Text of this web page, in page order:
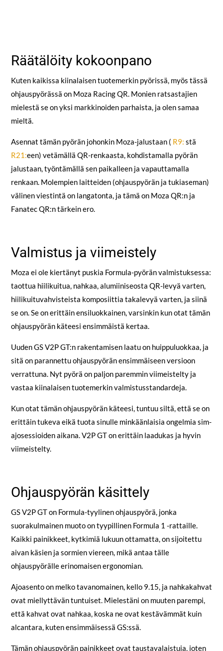
Räätälöity kokoonpano
Kuten kaikissa kiinalaisen tuotemerkin pyörissä, myös tässä
ohjauspyörässä on Moza Racing QR. Monien ratsastajien
mielestä se on yksi markkinoiden parhaista, ja olen samaa
mieltä.
Asennat tämän pyörän johonkin Moza-jalustaan ( R9: stä
R21:een) vetämällä QR-renkaasta, kohdistamalla pyörän
jalustaan, työntämällä sen paikalleen ja vapauttamalla
renkaan. Molempien laitteiden (ohjauspyörän ja tukiaseman)
välinen viestintä on langatonta, ja tämä on Moza QR:n ja
Fanatec QR:n tärkein ero.
Valmistus ja viimeistely
Moza ei ole kiertänyt puskia Formula-pyörän valmistuksessa:
taottua hiilikuitua, nahkaa, alumiiniseosta QR-levyä varten,
hiilikuituvahvisteista komposiittia takalevyä varten, ja siinä
se on. Se on erittäin ensiluokkainen, varsinkin kun otat tämän
ohjauspyörän käteesi ensimmäistä kertaa.
Uuden GS V2P GT:n rakentamisen laatu on huippuluokkaa, ja
sitä on parannettu ohjauspyörän ensimmäiseen versioon
verrattuna. Nyt pyörä on paljon paremmin viimeistelty ja
vastaa kiinalaisen tuotemerkin valmistusstandardeja.
Kun otat tämän ohjauspyörän käteesi, tuntuu siltä, että se on
erittäin tukeva eikä tuota sinulle minkäänlaisia ongelmia sim-
ajosessioiden aikana. V2P GT on erittäin laadukas ja hyvin
viimeistelty.
Ohjauspyörän käsittely
GS V2P GT on Formula-tyylinen ohjauspyörä, jonka
suorakulmainen muoto on tyypillinen Formula 1 -rattaille.
Kaikki painikkeet, kytkimiä lukuun ottamatta, on sijoitettu
aivan käsien ja sormien viereen, mikä antaa tälle
ohjauspyörälle erinomaisen ergonomian.
Ajoasento on melko tavanomainen, kello 9.15, ja nahkakahvat
ovat miellyttävän tuntuiset. Mielestäni on muuten parempi,
että kahvat ovat nahkaa, koska ne ovat kestävämmät kuin
alcantara, kuten ensimmäisessä GS:ssä.
Tämän ohjauspyörän painikkeet ovat taustavalaistuja, joten